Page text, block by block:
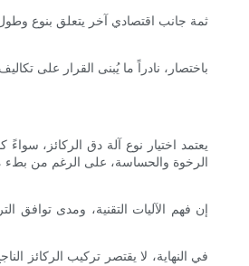
ثمة جانب اقتصادي آخر يتعلق بنوع
باختصار، نادراً ما يُبنى القرار على
يعتمد اختيار نوع آلة دق الركائز،
الرخوة والحساسة، على الرغم من بطء
إن فهم الآليات التقنية، ومدى توافق
في النهاية، لا يقتصر تركيب الركائز